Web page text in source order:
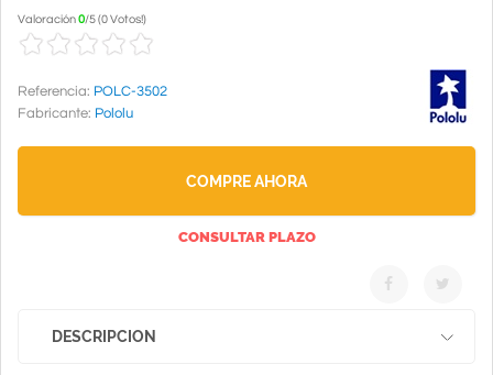
Valoración0/5(0 Votos!)
Referencia: POLC-3502
Fabricante: Pololu
COMPRE AHORA
CONSULTAR PLAZO
DESCRIPCION